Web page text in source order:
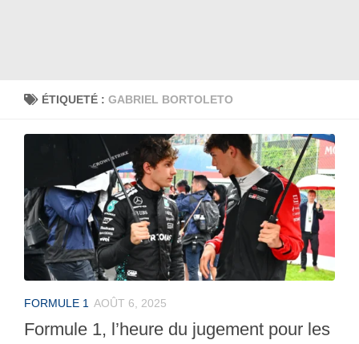
ÉTIQUETÉ : GABRIEL BORTOLETO
FORMULE 1 AOÛT 6, 2025
Formule 1, l’heure du jugement pour les